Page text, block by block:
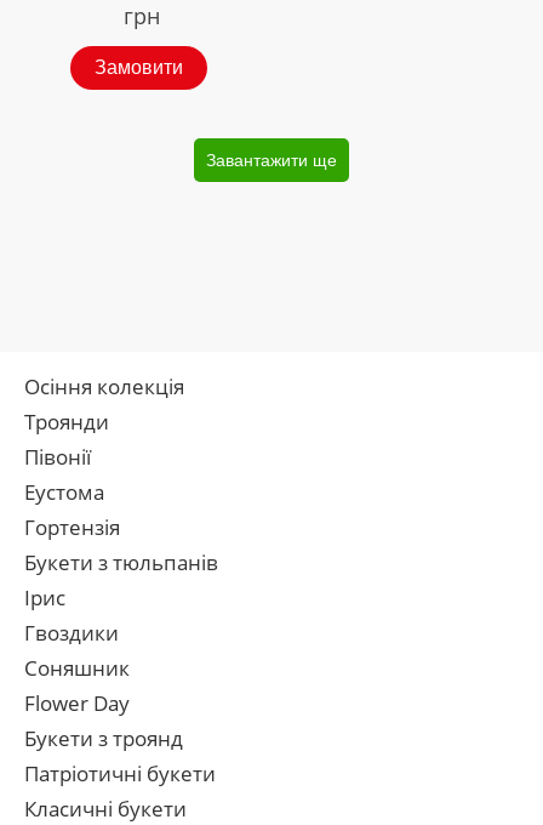
грн
Замовити
Завантажити ще
Осіння колекція
Троянди
Півонії
Еустома
Гортензія
Букети з тюльпанів
Ірис
Гвоздики
Соняшник
Flower Day
Букети з троянд
Патріотичні букети
Класичні букети